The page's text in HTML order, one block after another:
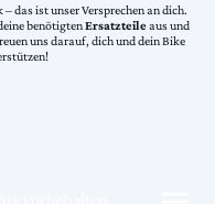
das ist unser Versprechen an dich.
benötigtenErsatzteileaus und
uns darauf, dich und dein Bike